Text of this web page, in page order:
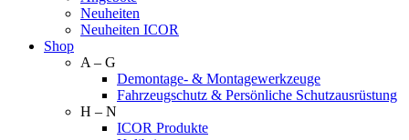
Neuheiten
Neuheiten ICOR
Shop
A – G
Demontage- & Montagewerkzeuge
Fahrzeugschutz & Persönliche Schutzausrüstung
H – N
ICOR Produkte